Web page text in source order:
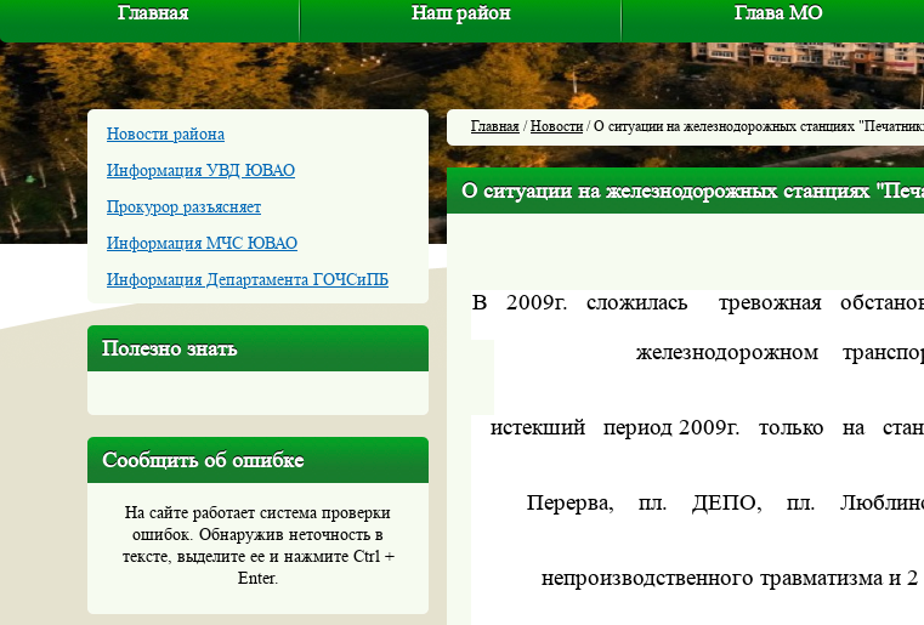
Главная Наш район Глава МО
Новости района
Информация УВД ЮВАО
Прокурор разъясняет
Информация МЧС ЮВАО
Информация Департамента ГОЧСиПБ
Полезно знать
Сообщить об ошибке
На сайте работает система проверки
ошибок. Обнаружив неточность в
тексте, выделите ее и нажмите Ctrl +
Enter.
Главная /Новости/ О ситуации на железнодорожных станциях
О ситуации на железнодорожных станциях
В 2009г. сложилась тревожная
железнодорожном
истекший
период 2009г. только на
Перерва,
пл. ДЕПО, пл.
непроизводственного травматизма и